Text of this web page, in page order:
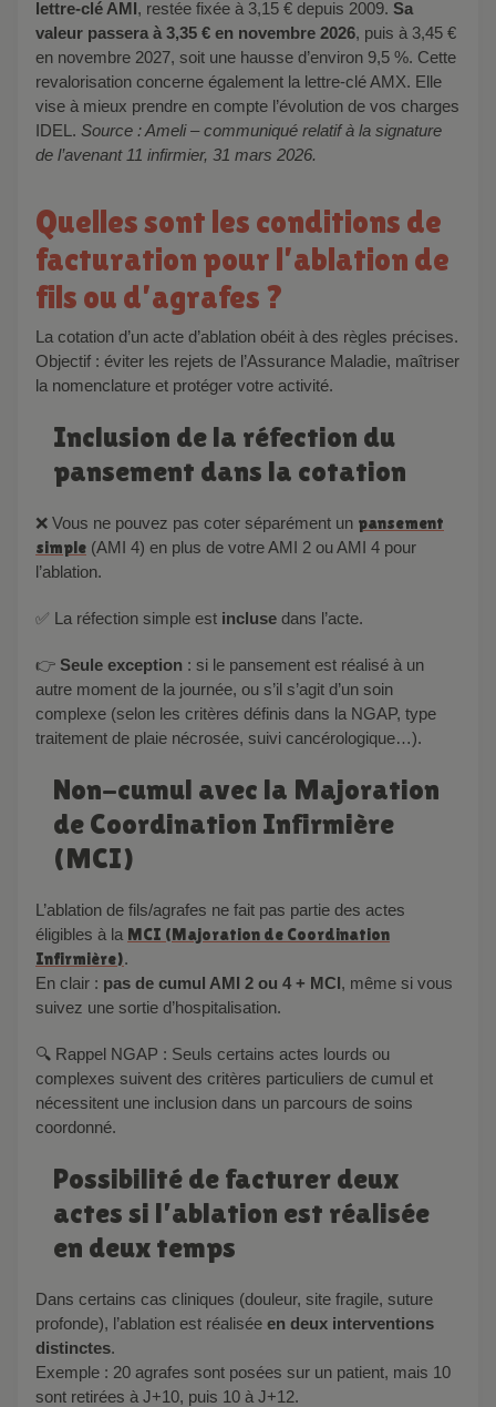
lettre-clé AMI, restée fixée à 3,15 € depuis 2009. Sa
valeur passera à 3,35 € en novembre 2026, puis à 3,45 €
en novembre 2027, soit une hausse d’environ 9,5 %. Cette
revalorisation concerne également la lettre-clé AMX. Elle
vise à mieux prendre en compte l’évolution de vos charges
IDEL. Source : Ameli – communiqué relatif à la signature
de l’avenant 11 infirmier, 31 mars 2026.
Quelles sont les conditions de
facturation pour l’ablation de
fils ou d’agrafes ?
La cotation d’un acte d’ablation obéit à des règles précises.
Objectif : éviter les rejets de l’Assurance Maladie, maîtriser
la nomenclature et protéger votre activité.
Inclusion de la réfection du
pansement dans la cotation
❌ Vous ne pouvez pas coter séparément un pansement
simple (AMI 4) en plus de votre AMI 2 ou AMI 4 pour
l’ablation.
✅ La réfection simple est incluse dans l’acte.
Seule exception : si le pansement est réalisé à un
autre moment de la journée, ou s’il s’agit d’un soin
complexe (selon les critères définis dans la NGAP, type
traitement de plaie nécrosée, suivi cancérologique…).
Non-cumul avec la Majoration
de Coordination Infirmière
(MCI)
L’ablation de fils/agrafes ne fait pas partie des actes
éligibles à la MCI (Majoration de Coordination
Infirmière).
En clair : pas de cumul AMI 2 ou 4 + MCI, même si vous
suivez une sortie d’hospitalisation.
🔍 Rappel NGAP : Seuls certains actes lourds ou
complexes suivent des critères particuliers de cumul et
nécessitent une inclusion dans un parcours de soins
coordonné.
Possibilité de facturer deux
actes si l’ablation est réalisée
en deux temps
Dans certains cas cliniques (douleur, site fragile, suture
profonde), l’ablation est réalisée en deux interventions
distinctes.
Exemple : 20 agrafes sont posées sur un patient, mais 10
sont retirées à J+10, puis 10 à J+12.